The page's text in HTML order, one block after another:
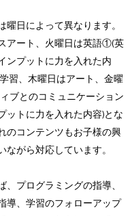
曜日によって異なります。
アート、火曜日は英語①(英
ンプットに力を入れた内
習、木曜日はアート、金曜
ブとのコミュニケーション
ットに力を入れた内容)とな
のコンテンツもお子様の興
ながら対応しています。
、 プログラミングの指導、
導、学習のフォローアップ